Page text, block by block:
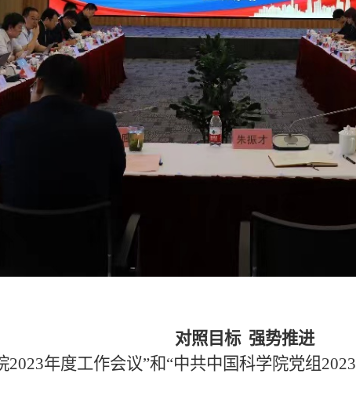
对照目标 强势推进
2023年度工作会议”和“中共中国科学院党组 2023